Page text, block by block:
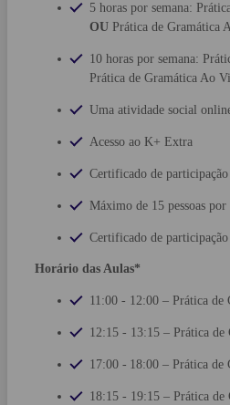
5 horas por semana:
OU Prática de Gramática
10 horas por semana:
Prática de Gramática Ao
Uma atividade social
Acesso ao K+ Extra
Certificado de
Máximo de 15 pessoas
Certificado de
Horário das Aulas*
11:00 - 12:00 – Prática de
12:15 - 13:15 – Prática de
17:00 - 18:00 – Prática de
18:15 - 19:15 – Prática de